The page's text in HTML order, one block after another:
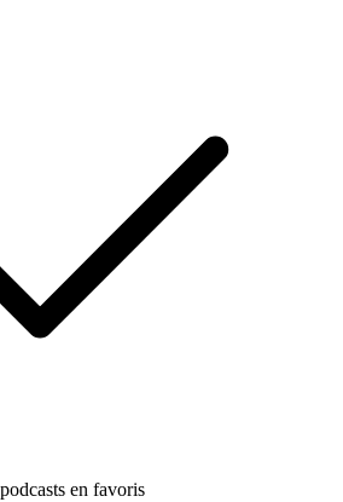
en favoris